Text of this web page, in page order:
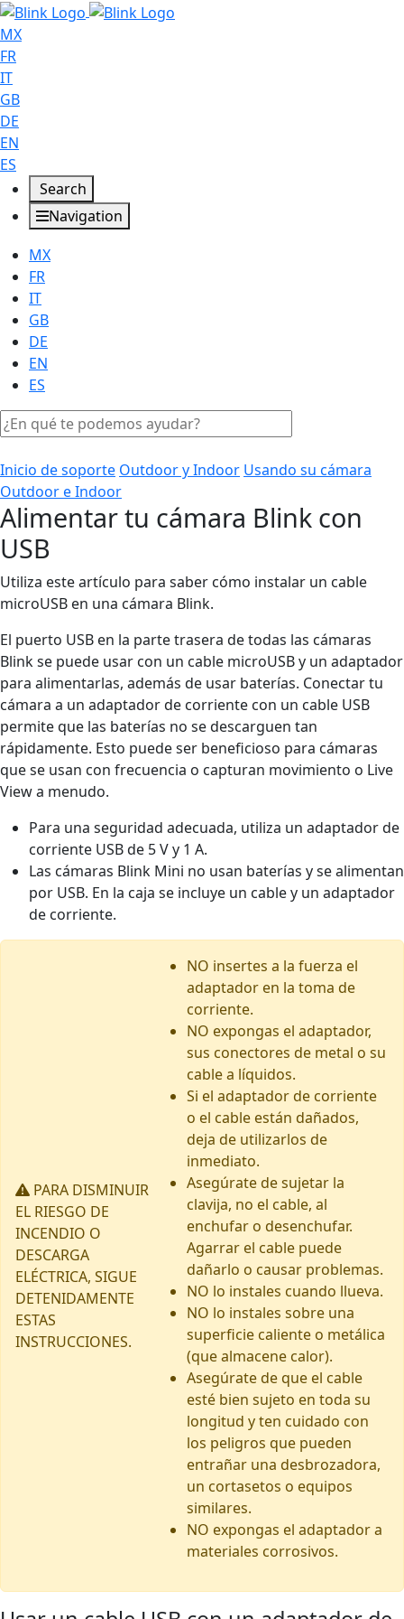
MX
FR
IT
GB
DE
EN
ES
Search
Navigation
MX
FR
IT
GB
DE
EN
ES
Inicio de soporte Outdoor y Indoor Usando su cámara
Outdoor e Indoor
Alimentar tu cámara Blink con
USB
Utiliza este artículo para saber cómo instalar un cable
microUSB en una cámara Blink.
El puerto USB en la parte trasera de todas las cámaras
Blink se puede usar con un cable microUSB y un adaptador
para alimentarlas, además de usar baterías. Conectar tu
cámara a un adaptador de corriente con un cable USB
permite que las baterías no se descarguen tan
rápidamente. Esto puede ser beneficioso para cámaras
que se usan con frecuencia o capturan movimiento o Live
View a menudo.
Para una seguridad adecuada, utiliza un adaptador de
corriente USB de 5 V y 1 A.
Las cámaras Blink Mini no usan baterías y se alimentan
por USB. En la caja se incluye un cable y un adaptador
de corriente.
PARA DISMINUIR
EL RIESGO DE
INCENDIO O
DESCARGA
ELÉCTRICA, SIGUE
DETENIDAMENTE
ESTAS
INSTRUCCIONES.
NO insertes a la fuerza el
adaptador en la toma de
corriente.
NO expongas el adaptador,
sus conectores de metal o su
cable a líquidos.
Si el adaptador de corriente
o el cable están dañados,
deja de utilizarlos de
inmediato.
Asegúrate de sujetar la
clavija, no el cable, al
enchufar o desenchufar.
Agarrar el cable puede
dañarlo o causar problemas.
NO lo instales cuando llueva.
NO lo instales sobre una
superficie caliente o metálica
(que almacene calor).
Asegúrate de que el cable
esté bien sujeto en toda su
longitud y ten cuidado con
los peligros que pueden
entrañar una desbrozadora,
un cortasetos o equipos
similares.
NO expongas el adaptador a
materiales corrosivos.